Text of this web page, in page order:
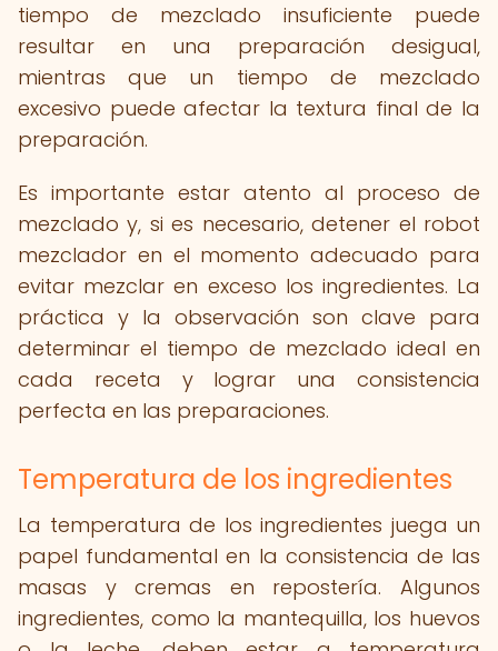
tiempo de mezclado insuficiente puede
resultar en una preparación desigual,
mientras que un tiempo de mezclado
excesivo puede afectar la textura final de la
preparación.
Es importante estar atento al proceso de
mezclado y, si es necesario, detener el robot
mezclador en el momento adecuado para
evitar mezclar en exceso los ingredientes. La
práctica y la observación son clave para
determinar el tiempo de mezclado ideal en
cada receta y lograr una consistencia
perfecta en las preparaciones.
Temperatura de los ingredientes
La temperatura de los ingredientes juega un
papel fundamental en la consistencia de las
masas y cremas en repostería. Algunos
ingredientes, como la mantequilla, los huevos